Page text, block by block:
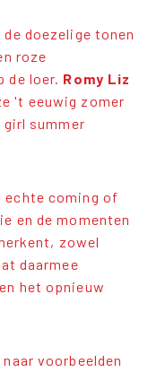
doezelige tonen
roze
loer. Romy Liz
't eeuwig zomer
girl summer
echte coming of
en de momenten
zowel
daarmee
het opnieuw
voorbeelden